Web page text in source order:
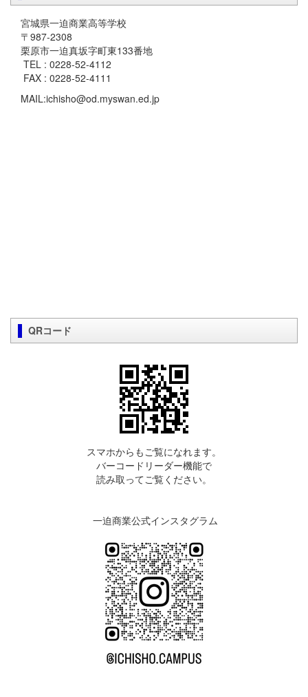
宮城県一迫商業高等学校
〒987-2308
栗原市一迫真坂字町東133番地
TEL : 0228-52-4112
FAX : 0228-52-4111
MAIL:ichisho@od.myswan.ed.jp
QRコード
スマホからもご覧になれます。
バーコードリーダー機能で
読み取ってご覧ください。
一迫商業公式インスタグラム